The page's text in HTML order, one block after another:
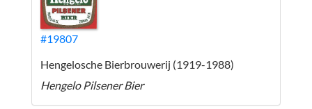
#19807
Hengelosche Bierbrouwerij (1919-1988)
Hengelo Pilsener Bier